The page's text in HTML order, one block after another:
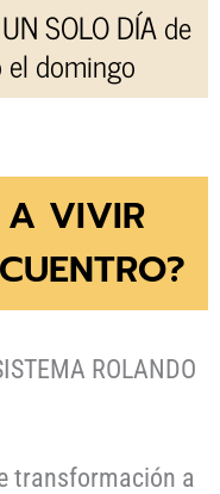
SOLO DÍA de
el domingo
A VIVIR
ROLANDO
transformación a